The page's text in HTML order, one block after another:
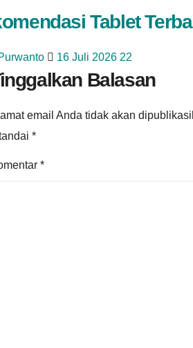
Tablet
16 Juli 2026 22
Balasan
email Anda tidak akan
*
*